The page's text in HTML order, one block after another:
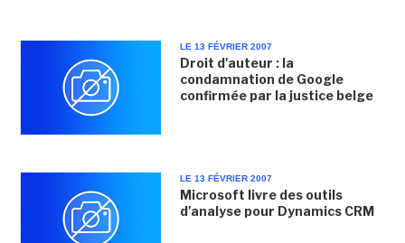
LE 13 FÉVRIER 2007
Droit d'auteur : la
condamnation de Google
confirmée par la justice belge
LE 13 FÉVRIER 2007
Microsoft livre des outils
d'analyse pour Dynamics CRM